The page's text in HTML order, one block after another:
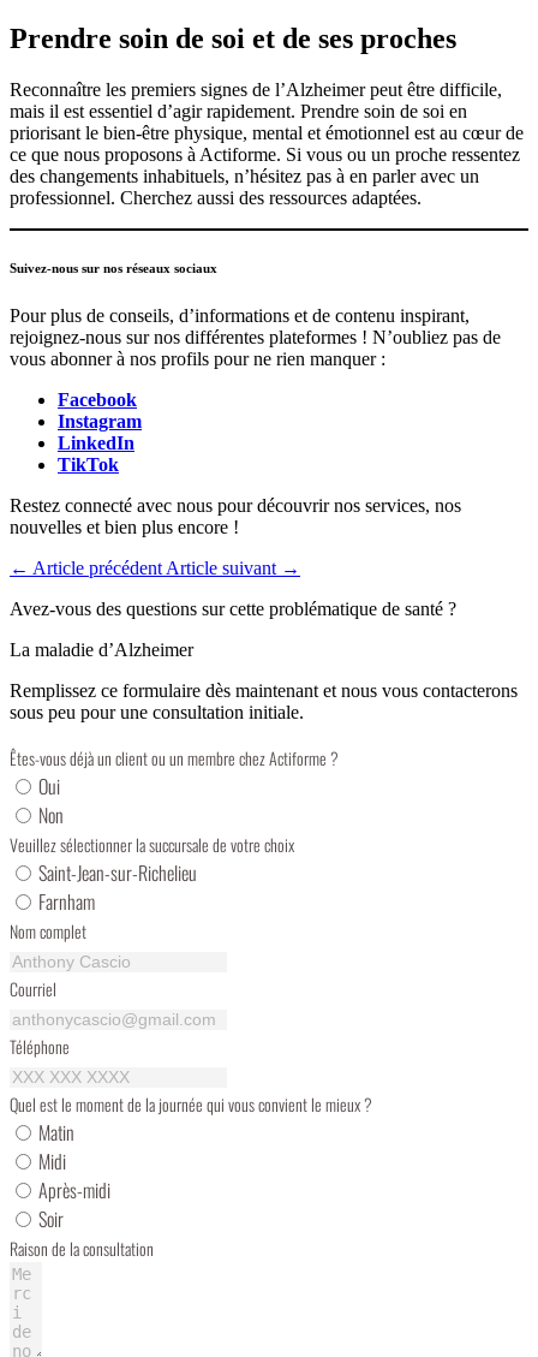
Prendre soin de soi et de ses proches
Reconnaître les premiers signes de l’Alzheimer peut être difficile,
mais il est essentiel d’agir rapidement. Prendre soin de soi en
priorisant le bien-être physique, mental et émotionnel est au cœur de
ce que nous proposons à Actiforme. Si vous ou un proche ressentez
des changements inhabituels, n’hésitez pas à en parler avec un
professionnel. Cherchez aussi des ressources adaptées.
Suivez-nous sur nos réseaux sociaux
Pour plus de conseils, d’informations et de contenu inspirant,
rejoignez-nous sur nos différentes plateformes ! N’oubliez pas de
vous abonner à nos profils pour ne rien manquer :
Facebook
Instagram
LinkedIn
TikTok
Restez connecté avec nous pour découvrir nos services, nos
nouvelles et bien plus encore !
← Article précédent Article suivant →
Avez-vous des questions sur cette problématique de santé ?
La maladie d’Alzheimer
Remplissez ce formulaire dès maintenant et nous vous contacterons
sous peu pour une consultation initiale.
Êtes-vous déjà un client ou un membre chez Actiforme ?
Oui
Non
Veuillez sélectionner la succursale de votre choix
Saint-Jean-sur-Richelieu
Farnham
Nom complet
Courriel
Téléphone
Quel est le moment de la journée qui vous convient le mieux ?
Matin
Midi
Après-midi
Soir
Raison de la consultation